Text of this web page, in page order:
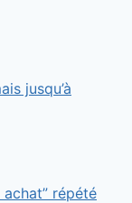
jusqu’à
répété